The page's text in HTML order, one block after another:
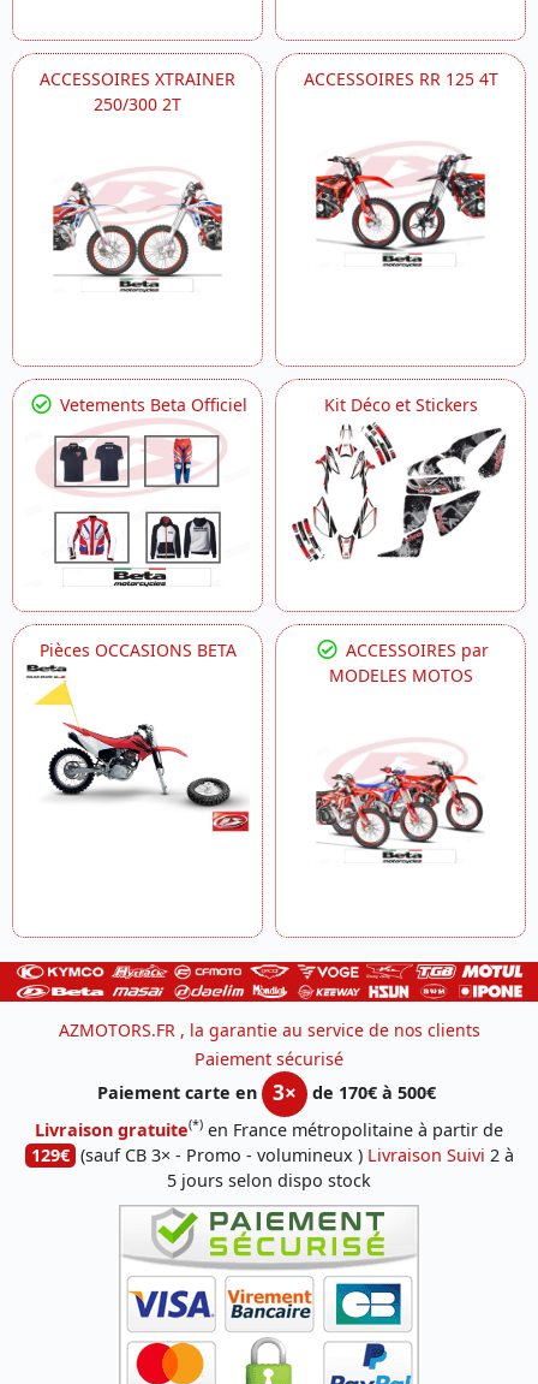
ACCESSOIRES XTRAINER
250/300 2T
ACCESSOIRES RR 125 4T
Vetements Beta Officiel Kit Déco et Stickers
Pièces OCCASIONS BETA
ACCESSOIRES par
MODELES MOTOS
AZMOTORS.FR , la garantie au service de nos clients
Paiement sécurisé
Paiement carte en
3×
de 170€ à 500€
Livraison gratuite(*) en France métropolitaine à partir de
129€ (sauf CB 3× - Promo - volumineux ) Livraison Suivi 2 à
5 jours selon dispo stock